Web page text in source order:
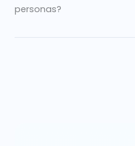
personas?